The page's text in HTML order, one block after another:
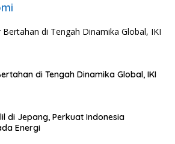
di Tengah Dinamika Global, IKI
di Jepang, Perkuat Indonesia
Energi